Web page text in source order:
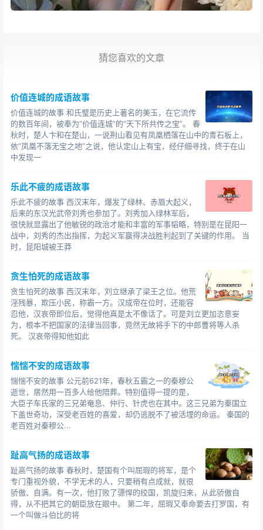
猜您喜欢的文章
价值连城的成语故事
价值连城的故事 和氏璧是历史上著名的美玉，在它流传
的数百年间，被奉为“价值连城”的“天下所共传之宝”。 春
秋时，楚人卞和在楚山，一说荆山看见有凤凰栖落在山中的青石板上，
依“凤凰不落无宝之地”之说，他认定山上有宝，经仔细寻找，终于在山
中发现一
乐此不疲的成语故事
乐此不疲的故事 西汉末年，爆发了绿林、赤眉大起义，
后来的东汉光武帝刘秀也参加了。刘秀加入绿林军后，
很快就显露出了他敏锐的政治才能和丰富的军事韬略，特别是在昆阳一
战中，刘秀的杰出指挥，为起义军赢得决战胜利起到了关键的作用。 当
时，昆阳城被王莽
贪生怕死的成语故事
贪生怕死的故事 西汉末年，刘立继承了梁王之位。他荒
淫残暴，欺压小民，称霸一方。汉成帝在位时，还能容
忍他，汉哀帝即位后，觉得他真是太不像话了。可是刘立更加恣意妄
为，根本不把国家的法律当回事，竟然无故将手下的中郎曹将等人杀
死。 汉哀帝得知他如此
惴惴不安的成语故事
惴惴不安的故事 公元前621年，春秋五霸之一的秦穆公
逝世，居然用一百多人给他陪葬。特别值得一提的是，
大臣子车氏家的三兄弟奄息、仲行、针虎也在其中。这三兄弟为秦国立
下盖世奇功，深受老百姓的喜爱，却仍逃脱不了被活埋的命运。 秦国的
老百姓对秦穆公...
趾高气扬的成语故事
趾高气扬的故事 春秋时，楚国有个叫屈瑕的将军，是个
专门重视外貌，不学无术的人，只要稍有点成就，就很
骄傲、自满。有一次，他打败了骠悍的绞国，凯旋归来，从此骄傲自
得，从不把其它的朝臣放在眼中。 第二年，屈瑕又奉命要去打罗国，有
一个叫做斗伯比的将